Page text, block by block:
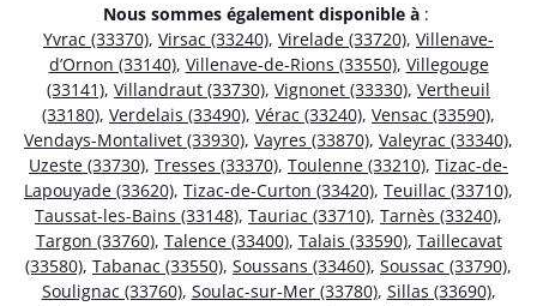
Nous sommes également disponible à :
Yvrac (33370), Virsac (33240), Virelade (33720), Villenave-
d’Ornon (33140), Villenave-de-Rions (33550), Villegouge
(33141), Villandraut (33730), Vignonet (33330), Vertheuil
(33180), Verdelais (33490), Vérac (33240), Vensac (33590),
Vendays-Montalivet (33930), Vayres (33870), Valeyrac (33340),
Uzeste (33730), Tresses (33370), Toulenne (33210), Tizac-de-
Lapouyade (33620), Tizac-de-Curton (33420), Teuillac (33710),
Taussat-les-Bains (33148), Tauriac (33710), Tarnès (33240),
Targon (33760), Talence (33400), Talais (33590), Taillecavat
(33580), Tabanac (33550), Soussans (33460), Soussac (33790),
Soulignac (33760), Soulac-sur-Mer (33780), Sillas (33690),